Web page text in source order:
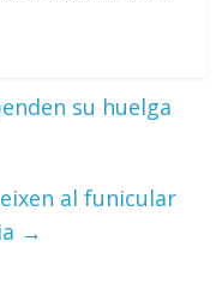
su huelga
al funicular
→